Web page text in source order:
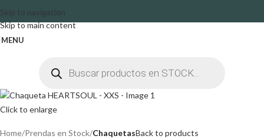
Skip to navigation
Skip to main content
MENU
Click to enlarge
Home Prendas en Stock ChaquetasBack to products